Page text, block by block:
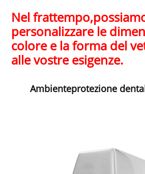
Nel frattempo,
personalizzare le
colore e la forma del
alle vostre esigenze.
Ambienteprotezione